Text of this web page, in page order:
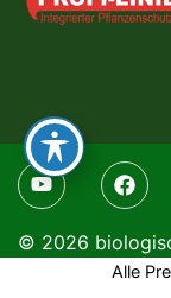
© 2026
Alle